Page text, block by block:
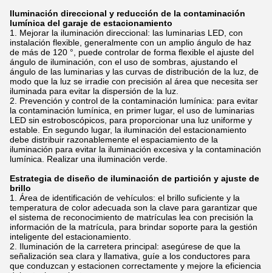
Iluminación direccional y reducción de la contaminación
lumínica del garaje de estacionamiento
Mejorar la iluminación direccional: las luminarias LED, con
instalación flexible, generalmente con un amplio ángulo de haz
de más de 120 °, puede controlar de forma flexible el ajuste del
ángulo de iluminación, con el uso de sombras, ajustando el
ángulo de las luminarias y las curvas de distribución de la luz, de
modo que la luz se irradie con precisión al área que necesita ser
iluminada para evitar la dispersión de la luz.
Prevención y control de la contaminación lumínica: para evitar
la contaminación lumínica, en primer lugar, el uso de luminarias
LED sin estroboscópicos, para proporcionar una luz uniforme y
estable. En segundo lugar, la iluminación del estacionamiento
debe distribuir razonablemente el espaciamiento de la
iluminación para evitar la iluminación excesiva y la contaminación
lumínica. Realizar una iluminación verde.
Estrategia de diseño de iluminación de partición y ajuste de
brillo
Área de identificación de vehículos: el brillo suficiente y la
temperatura de color adecuada son la clave para garantizar que
el sistema de reconocimiento de matrículas lea con precisión la
información de la matrícula, para brindar soporte para la gestión
inteligente del estacionamiento.
Iluminación de la carretera principal: asegúrese de que la
señalización sea clara y llamativa, guíe a los conductores para
que conduzcan y estacionen correctamente y mejore la eficiencia